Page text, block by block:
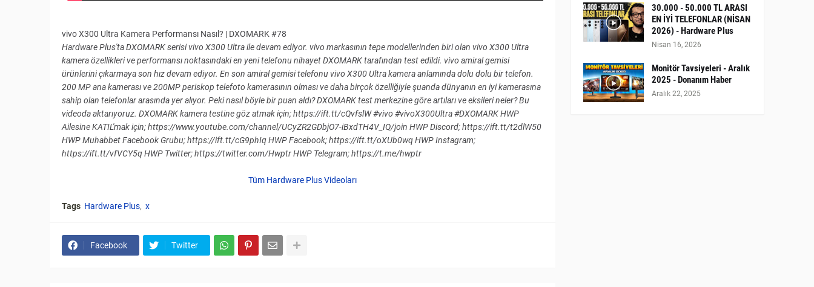
vivo X300 Ultra Kamera Performansı Nasıl? | DXOMARK #78
Hardware Plus'ta DXOMARK serisi vivo X300 Ultra ile devam ediyor. vivo markasının tepe modellerinden biri olan vivo X300 Ultra
kamera özellikleri ve performansı noktasındaki en yeni telefonu nihayet DXOMARK tarafından test edildi. vivo amiral gemisi
ürünlerini çıkarmaya son hız devam ediyor. En son amiral gemisi telefonu vivo X300 Ultra kamera anlamında dolu dolu bir telefon.
200 MP ana kamerası ve 200MP periskop telefoto kamerasının olması ve daha birçok özelliğiyle şuanda dünyanın en iyi kamerasına
sahip olan telefonlar arasında yer alıyor. Peki nasıl böyle bir puan aldı? DXOMARK test merkezine göre artıları ve eksileri neler? Bu
videoda aktarıyoruz. DXOMARK kamera testine göz atmak için; https://ift.tt/cQvfslW #vivo #vivoX300Ultra #DXOMARK HWP
Ailesine KATIL'mak için; https://www.youtube.com/channel/UCyZR2GDbjO7-iBxdTH4V_IQ/join HWP Discord; https://ift.tt/t2dlW50
HWP Muhabbet Facebook Grubu; https://ift.tt/cG9phIq HWP Facebook; https://ift.tt/oXUb0wq HWP Instagram;
https://ift.tt/vfVCY5q HWP Twitter; https://twitter.com/Hwptr HWP Telegram; https://t.me/hwptr
Tüm Hardware Plus Videoları
Tags Hardware Plus x
Facebook Twitter
30.000 - 50.000 TL ARASI
EN İYİ TELEFONLAR (NİSAN
2026) - Hardware Plus
Nisan 16, 2026
Monitör Tavsiyeleri - Aralık
2025 - Donanım Haber
Aralık 22, 2025